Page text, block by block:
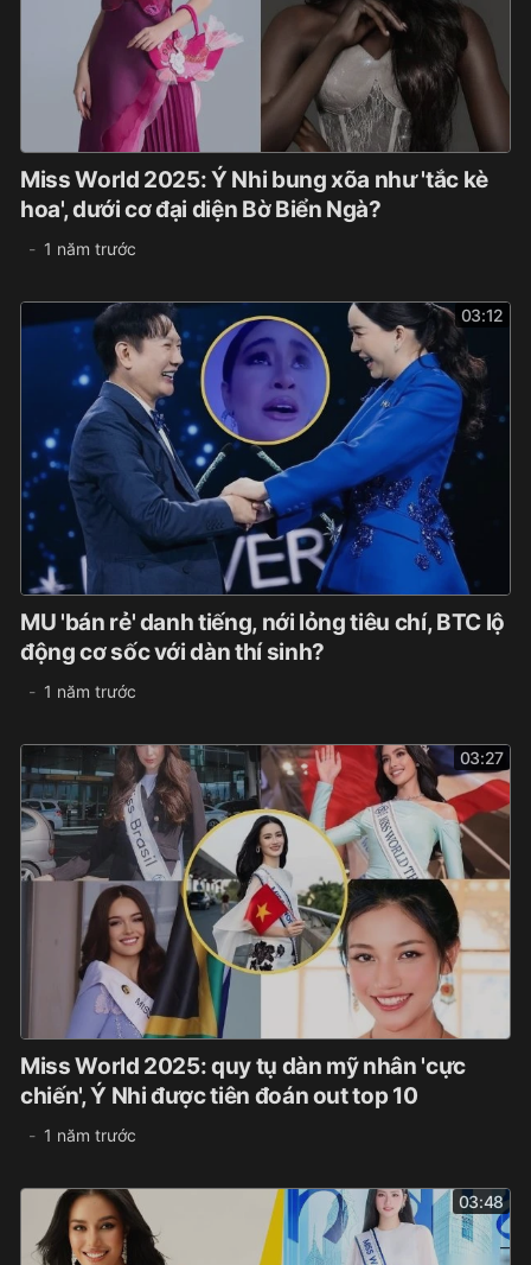
Miss World 2025: Ý Nhi bung xõa như 'tắc kè
hoa', dưới cơ đại diện Bờ Biển Ngà?
1 năm trước
03:12
MU 'bán rẻ' danh tiếng, nới lỏng tiêu chí, BTC lộ
động cơ sốc với dàn thí sinh?
1 năm trước
03:27
Miss World 2025: quy tụ dàn mỹ nhân 'cực
chiến', Ý Nhi được tiên đoán out top 10
1 năm trước
03:48